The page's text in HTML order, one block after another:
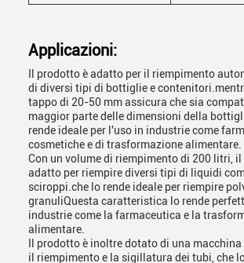
Applicazioni:
Il prodotto è adatto per il riempimento
di diversi tipi di bottiglie e
tappo di 20-50 mm assicura che sia
maggior parte delle dimensioni della
rende ideale per l'uso in industrie come
cosmetiche e di trasformazione alimentare.
Con un volume di riempimento di 200 litri,
adatto per riempire diversi tipi di liquidi
sciroppi.che lo rende ideale per riempire
granuliQuesta caratteristica lo rende
industrie come la farmaceutica e la
alimentare.
Il prodotto è inoltre dotato di una
il riempimento e la sigillatura dei tubi, che